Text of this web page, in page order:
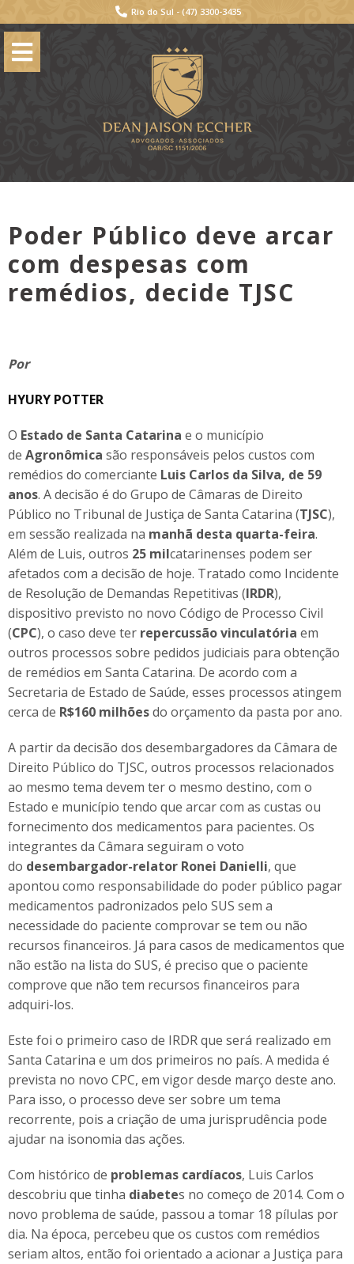
Rio do Sul - (47) 3300-3435
Poder Público deve arcar
com despesas com
remédios, decide TJSC
Por
HYURY POTTER
O Estado de Santa Catarina e o município
de Agronômica são responsáveis pelos custos com
remédios do comerciante Luis Carlos da Silva, de 59
anos. A decisão é do Grupo de Câmaras de Direito
Público no Tribunal de Justiça de Santa Catarina (TJSC),
em sessão realizada na manhã desta quarta-feira.
Além de Luis, outros 25 milcatarinenses podem ser
afetados com a decisão de hoje. Tratado como Incidente
de Resolução de Demandas Repetitivas (IRDR),
dispositivo previsto no novo Código de Processo Civil
(CPC), o caso deve ter repercussão vinculatória em
outros processos sobre pedidos judiciais para obtenção
de remédios em Santa Catarina. De acordo com a
Secretaria de Estado de Saúde, esses processos atingem
cerca de R$160 milhõesdo orçamento da pasta por ano.
A partir da decisão dos desembargadores da Câmara de
Direito Público do TJSC, outros processos relacionados
ao mesmo tema devem ter o mesmo destino, com o
Estado e município tendo que arcar com as custas ou
fornecimento dos medicamentos para pacientes. Os
integrantes da Câmara seguiram o voto
do desembargador-relator Ronei Danielli, que
apontou como responsabilidade do poder público pagar
medicamentos padronizados pelo SUS sem a
necessidade do paciente comprovar se tem ou não
recursos financeiros. Já para casos de medicamentos que
não estão na lista do SUS, é preciso que o paciente
comprove que não tem recursos financeiros para
adquiri-los.
Este foi o primeiro caso de IRDR que será realizado em
Santa Catarina e um dos primeiros no país. A medida é
prevista no novo CPC, em vigor desde março deste ano.
Para isso, o processo deve ser sobre um tema
recorrente, pois a criação de uma jurisprudência pode
ajudar na isonomia das ações.
Com histórico de problemas cardíacos, Luis Carlos
descobriu que tinha diabetes no começo de 2014. Com o
novo problema de saúde, passou a tomar 18 pílulas por
dia. Na época, percebeu que os custos com remédios
seriam altos, então foi orientado a acionar a Justiça para